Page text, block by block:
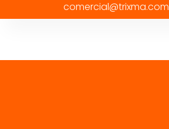
comercial@trixma.com